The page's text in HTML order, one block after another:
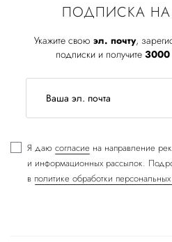
ПОДПИСКА НА
Укажите свою эл. почту,
подписки и получите 3000
Я даю согласие на направление
и информационных рассылок.
в политике обработки